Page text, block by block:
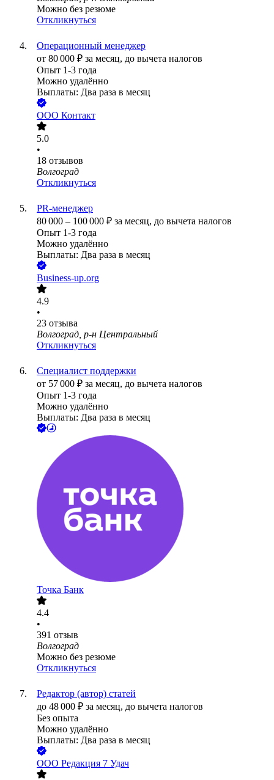
Можно без резюме
Откликнуться
Операционный менеджер
от 80 000 ₽ за месяц, до вычета налогов
Опыт 1-3 года
Можно удалённо
Выплаты: Два раза в месяц
ООО Контакт
5.0
•
18 отзывов
Волгоград
Откликнуться
PR-менеджер
80 000 – 100 000 ₽ за месяц, до вычета налогов
Опыт 1-3 года
Можно удалённо
Выплаты: Два раза в месяц
Business-up.org
4.9
•
23 отзыва
Волгоград, р-н Центральный
Откликнуться
Специалист поддержки
от 57 000 ₽ за месяц, до вычета налогов
Опыт 1-3 года
Можно удалённо
Выплаты: Два раза в месяц
Точка Банк
4.4
•
391 отзыв
Волгоград
Можно без резюме
Откликнуться
Редактор (автор) статей
до 48 000 ₽ за месяц, до вычета налогов
Без опыта
Можно удалённо
Выплаты: Два раза в месяц
ООО Редакция 7 Удач